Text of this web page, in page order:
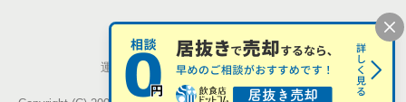
個人情報の取扱い
運営会社 株式会社シンクロ・フード